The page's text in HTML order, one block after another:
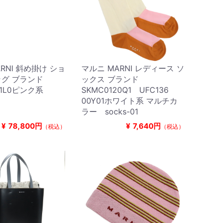
斜め掛け ショ
ブランド
ピンク系
¥ 78,800円 （税込）
マルニ MARNI レディース ソ
ックス ブランド
SKMC0120Q1 UFC136
00Y01ホワイト系 マルチカ
ラー socks-01
¥ 7,640円 （税込）